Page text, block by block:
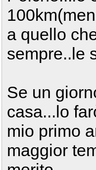
a quello
sempre..le
Se un
casa...lo
mio primo
maggior